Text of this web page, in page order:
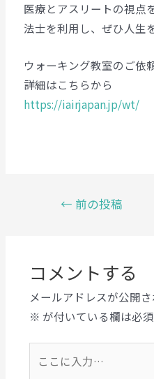
医療とアスリートの視点
法士を利用し、ぜひ人生
ウォーキング教室のご依
詳細はこちらから
https://iairjapan.jp/wt/
← 前の投稿
コメントする
メールアドレスが公開
※ が付いている欄は必